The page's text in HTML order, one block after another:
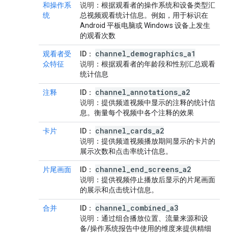
和操作系
统
说明 ：根据观看者的操作系统和设备类型汇
总视频观看统计信息。例如，用于标识在
Android 平板电脑或 Windows 设备上发生
的观看次数
观看者受
众特征
ID ： channel demographics a1
说明 ：根据观看者的年龄段和性别汇总观看
统计信息
注释 ID ： channel annotations a2
说明 ：提供频道视频中显示的注释的统计信
息。衡量每个视频中各个注释的效果
卡片 ID ： channel cards a2
说明 ：提供频道视频播放期间显示的卡片的
展示次数和点击率统计信息。
片尾画面 ID ： channel end screens a2
说明 ：提供视频停止播放后显示的片尾画面
的展示和点击统计信息。
合并 ID ： channel combined a3
说明 ：通过组合播放位置、流量来源和设
备/操作系统报告中使用的维度来提供精细